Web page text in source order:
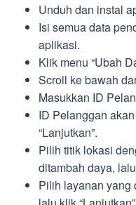
Unduh dan instal
Isi semua data
aplikasi.
Klik menu “Ubah
Scroll ke bawah
Masukkan ID
ID Pelanggan
“Lanjutkan”.
Pilih titik lokasi
ditambah daya,
Pilih layanan yang